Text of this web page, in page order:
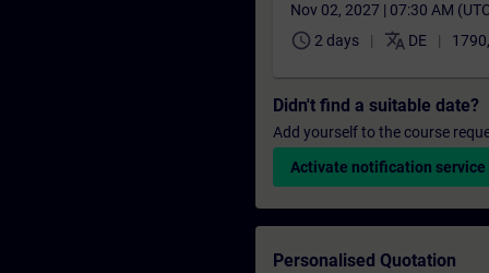
Nov 02, 2027 | 07:30 AM
schedule 2 days translate DE
Didn't find a suitable date?
Add yourself to the course
Activate notification service
Personalised Quotation